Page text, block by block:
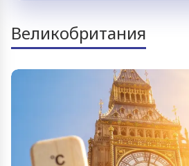
Великобритания